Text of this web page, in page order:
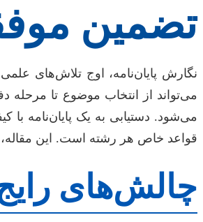
تضمین
نگارش پایان‌نامه، اوج تلاش‌های
می‌تواند از انتخاب موضوع تا مرحله
می‌شود. دستیابی به یک پایان‌نامه با
قواعد خاص هر رشته است. این مقاله،
چالش‌های